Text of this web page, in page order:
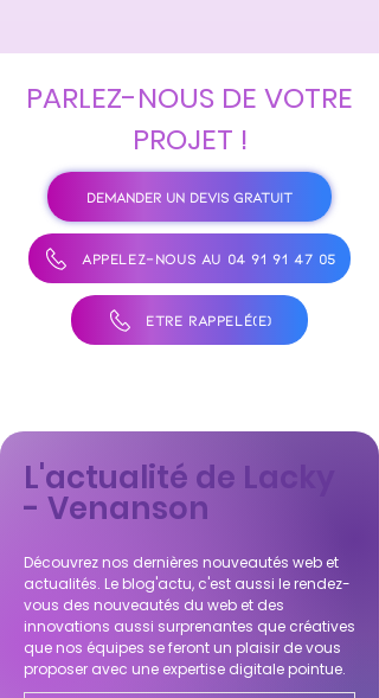
PARLEZ-NOUS DE VOTRE
PROJET !
DEMANDER UN DEVIS GRATUIT
APPELEZ-NOUS AU 04 91 91 47 05
ÊTRE RAPPELÉ(E)
L'actualité de Lacky
- Venanson
Découvrez nos dernières nouveautés web et
actualités. Le blog'actu, c'est aussi le rendez-
vous des nouveautés du web et des
innovations aussi surprenantes que créatives
que nos équipes se feront un plaisir de vous
proposer avec une expertise digitale pointue.